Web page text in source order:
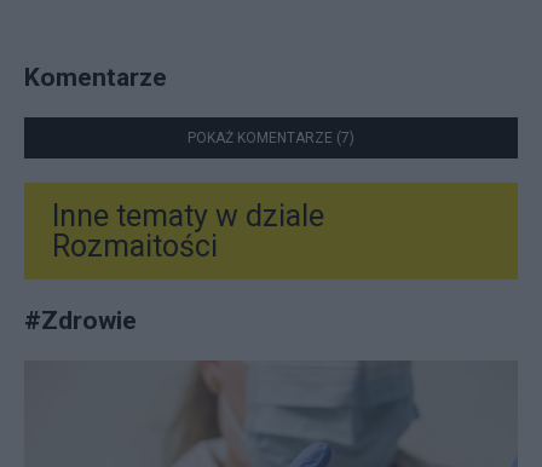
Komentarze
POKAŻ KOMENTARZE (7)
Inne tematy w dziale
Rozmaitości
#Zdrowie